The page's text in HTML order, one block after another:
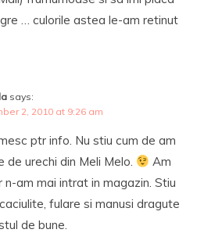
… culorile astea le-am retinut
says:
2, 2010 at 9:26 am
ptr info. Nu stiu cum de am
urechi din Meli Melo.
Am
am mai intrat in magazin. Stiu
fulare si manusi dragute
de bune.